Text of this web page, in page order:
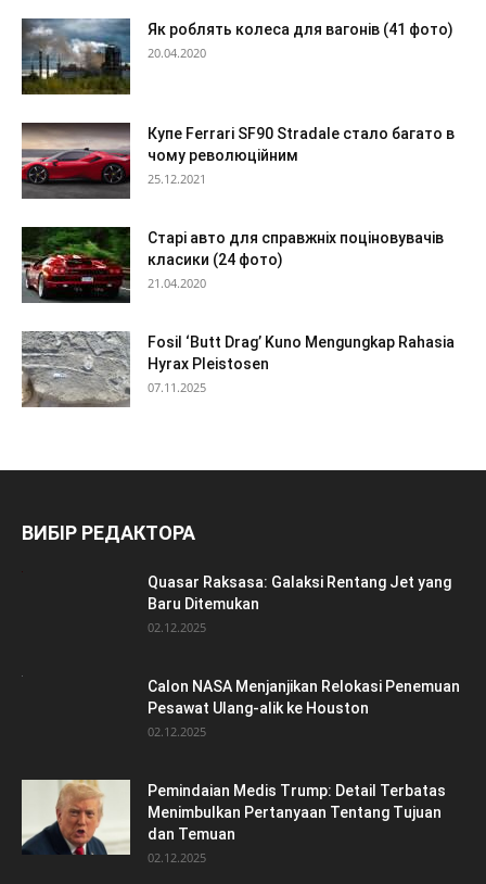
Як роблять колеса для вагонів (41 фото)
20.04.2020
Купе Ferrari SF90 Stradale стало багато в
чому революційним
25.12.2021
Старі авто для справжніх поціновувачів
класики (24 фото)
21.04.2020
Fosil ‘Butt Drag’ Kuno Mengungkap Rahasia
Hyrax Pleistosen
07.11.2025
ВИБІР РЕДАКТОРА
Quasar Raksasa: Galaksi Rentang Jet yang
Baru Ditemukan
02.12.2025
Calon NASA Menjanjikan Relokasi Penemuan
Pesawat Ulang-alik ke Houston
02.12.2025
Pemindaian Medis Trump: Detail Terbatas
Menimbulkan Pertanyaan Tentang Tujuan
dan Temuan
02.12.2025